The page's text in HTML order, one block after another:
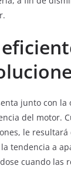
junto con la
del motor.
le
tendencia a
cuando las